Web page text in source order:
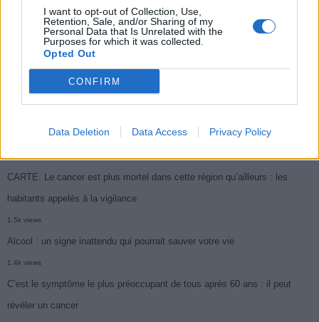
I want to opt-out of Collection, Use,
Retention, Sale, and/or Sharing of my
Personal Data that Is Unrelated with the
Purposes for which it was collected.
Opted Out
CONFIRM
Data Deletion Data Access Privacy Policy
Ce cancer mortel explose chez les personnes nées après 1980 : le
symptôme à repérer
Je suis cardiologue et voici le seul chocolat que je valide : c’est le
meilleur pour le cœur
Cancer du foie : Symptômes silencieux mais vitaux à connaître
CARTE. Le cancer est plus mortel dans cette région qu’ailleurs : les
habitants appelés à la vigilance
1.5k views
Alcool : un signe inattendu qui pourrait sauver votre vie
1.4k views
C’est le symptôme le plus préoccupant de tous après 60 ans : il peut
révéler un cancer